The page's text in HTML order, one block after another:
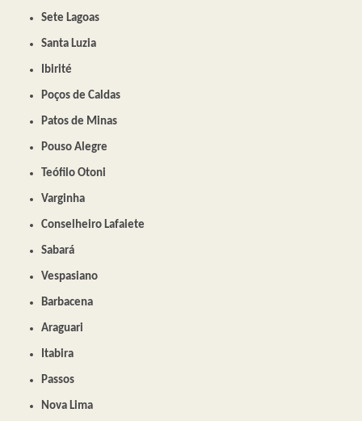
Sete Lagoas
Santa Luzia
Ibirité
Poços de Caldas
Patos de Minas
Pouso Alegre
Teófilo Otoni
Varginha
Conselheiro Lafaiete
Sabará
Vespasiano
Barbacena
Araguari
Itabira
Passos
Nova Lima